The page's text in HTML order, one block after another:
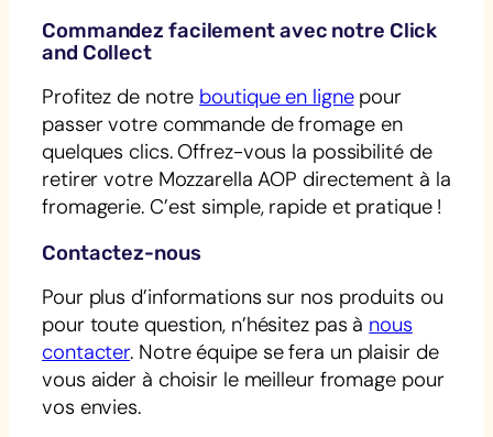
Commandez facilement avec notre Click
and Collect
Profitez de notre boutique en lignepour
passer votre commande de fromage en
quelques clics. Offrez-vous la possibilité de
retirer votre Mozzarella AOP directement à la
fromagerie. C’est simple, rapide et pratique !
Contactez-nous
Pour plus d’informations sur nos produits ou
pour toute question, n’hésitez pas à nous
contacter. Notre équipe se fera un plaisir de
vous aider à choisir le meilleur fromage pour
vos envies.